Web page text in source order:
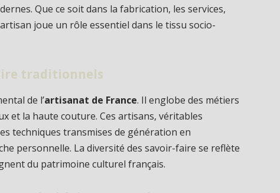
Que ce soit dans la fabrication, les services,
joue un rôle essentiel dans le tissu socio-
traditionnels
de l’artisanat de France. Il englobe des métiers
et la haute couture. Ces artisans, véritables
techniques transmises de génération en
personnelle. La diversité des savoir-faire se reflète
du patrimoine culturel français.